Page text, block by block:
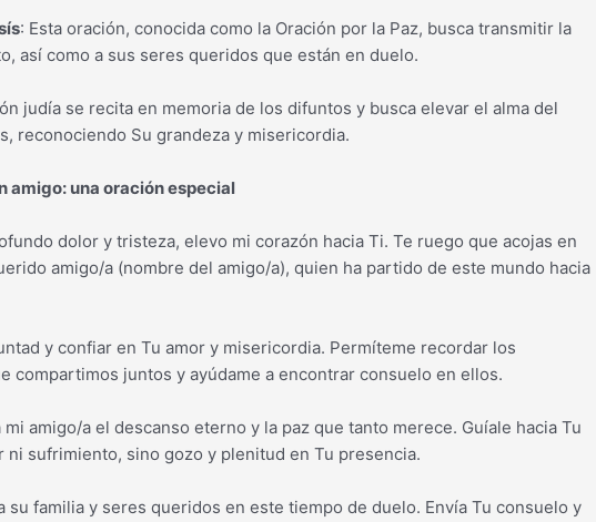
: Esta oración, conocida como la Oración por la Paz, busca transmitir la
así como a sus seres queridos que están en duelo.
judía se recita en memoria de los difuntos y busca elevar el alma del
reconociendo Su grandeza y misericordia.
amigo: una oración especial
dolor y tristeza, elevo mi corazón hacia Ti. Te ruego que acojas en
amigo/a (nombre del amigo/a), quien ha partido de este mundo hacia
y confiar en Tu amor y misericordia. Permíteme recordar los
compartimos juntos y ayúdame a encontrar consuelo en ellos.
amigo/a el descanso eterno y la paz que tanto merece. Guíale hacia Tu
sufrimiento, sino gozo y plenitud en Tu presencia.
su familia y seres queridos en este tiempo de duelo. Envía Tu consuelo y